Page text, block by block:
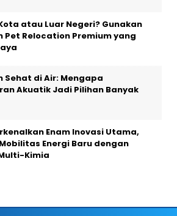
atau Luar Negeri? Gunakan
Pet Relocation Premium yang
Sehat di Air: Mengapa
Akuatik Jadi Pilihan Banyak
Enam Inovasi Utama,
Energi Baru dengan
Kimia